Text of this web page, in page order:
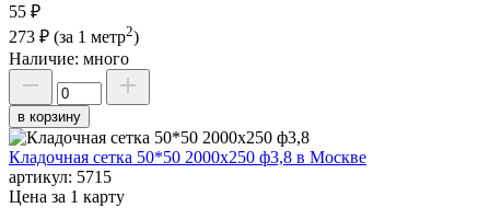
55 ₽
273 ₽ (за 1 метр2)
Наличие: много
в корзину
Кладочная сетка 50*50 2000х250 ф3,8 в Москве
артикул: 5715
Цена за 1 карту